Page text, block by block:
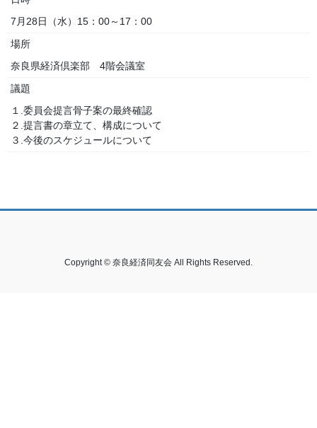
7月28日（水）15：00～17：00
場所
奈良県経済倶楽部 4階会議室
議題
１.委員会提言骨子案の最終確認
２.提言書の章立て、構成について
３.今後のスケジュールについて
Copyright © 奈良経済同友会 All Rights Reserved.